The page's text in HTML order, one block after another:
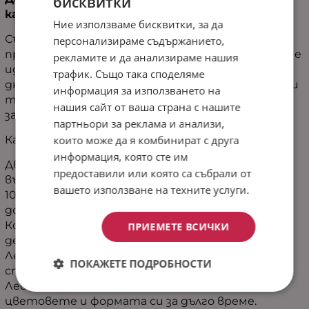
калъфка „Сиена“
Съчетавайки модерна визия, комфорт и
практичност, декоративната калъфка „Сиена“ е
идеалният акцент за Вашата спалня или
дневна. Нежната комбинация от свежи и топли
тонове създава уютна атмосфера и придава
завършен вид на интериора.
Какво ще Ви впечатли:
Двуцветен дизайн - Две визии в една
възглавница за повече разнообразие и стил.
100% микрофибър – Мека, приятна и нежна на
допир материя.
Комфорт и мекота – Подходяща както за
декорация, така и за ежедневен комфорт.
Лека и практична – Идеално допълнение към
спалня, диван или кресло.
Лесна поддръжка – Материя, която запазва
цветовете и формата си за дълго време.
Ние използваме бисквитки, за да
персонализираме съдържанието,
рекламите и да анализираме нашия
трафик. Също така споделяме
информация за използването на
нашия сайт от ваша страна с нашите
партньори за реклама и анализи,
които може да я комбинират с друга
информация, която сте им
предоставили или която са събрали от
вашето използване на техните услуги.
ПРИЕМЕТЕ ВСИЧКИ
ПОКАЖЕТЕ ПОДРОБНОСТИ